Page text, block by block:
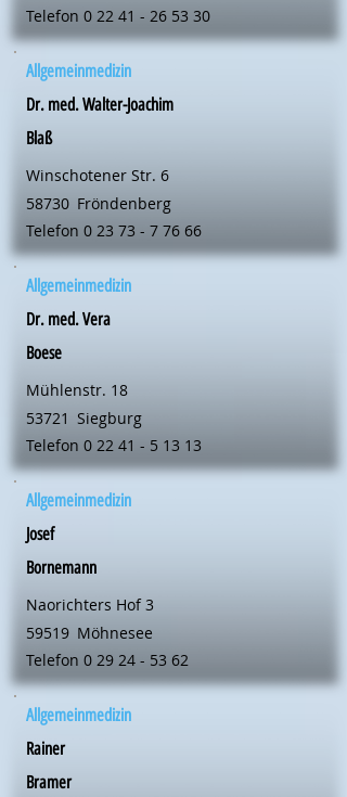
Telefon 0 22 41 - 26 53 30
Allgemeinmedizin
Dr. med. Walter-Joachim
Blaß
Winschotener Str. 6
58730 Fröndenberg
Telefon 0 23 73 - 7 76 66
Allgemeinmedizin
Dr. med. Vera
Boese
Mühlenstr. 18
53721 Siegburg
Telefon 0 22 41 - 5 13 13
Allgemeinmedizin
Josef
Bornemann
Naorichters Hof 3
59519 Möhnesee
Telefon 0 29 24 - 53 62
Allgemeinmedizin
Rainer
Bramer